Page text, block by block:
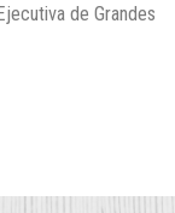
de Grandes